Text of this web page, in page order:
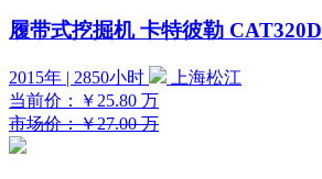
履带式挖掘机 卡特彼勒 CAT320D
2015年 | 2850小时
上海松江
当前价：
￥25.80 万
市场价：￥27.00 万